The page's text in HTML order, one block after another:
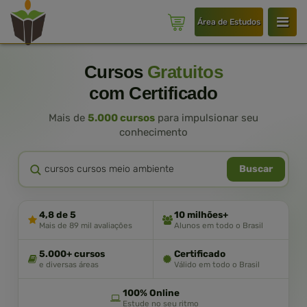
Área de Estudos
Cursos Gratuitos
com Certificado
Mais de 5.000 cursos para impulsionar seu
conhecimento
Buscar
4,8 de 5
Mais de 89 mil avaliações
10 milhões+
Alunos em todo o Brasil
5.000+ cursos
e diversas áreas
Certificado
Válido em todo o Brasil
100% Online
Estude no seu ritmo